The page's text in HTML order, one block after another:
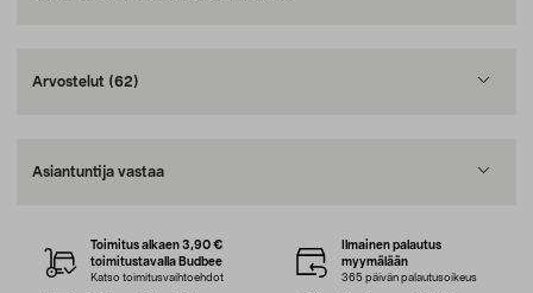
Arvostelut (62)
Asiantuntija vastaa
Toimitus alkaen 3,90 €
toimitustavalla Budbee
Katso toimitusvaihtoehdot
Ilmainen palautus
myymälään
365 päivän palautusoikeus